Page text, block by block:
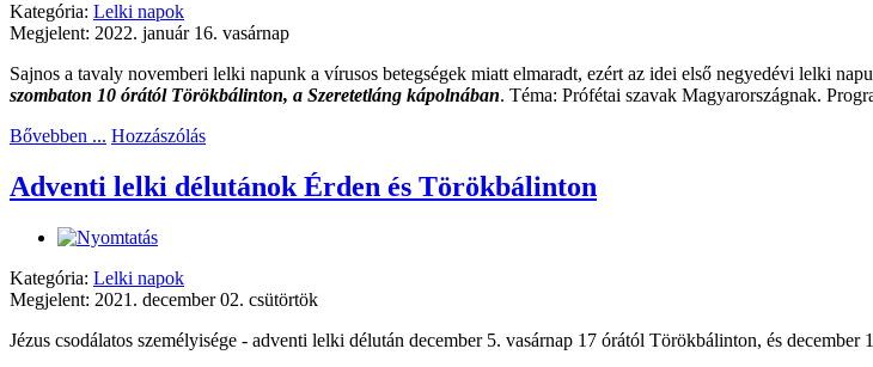
Kategória: Lelki napok
Megjelent: 2022. január 16. vasárnap
Sajnos a tavaly novemberi lelki napunk a vírusos betegségek miatt elmaradt, ezért az idei első negyedévi lelki
szombaton 10 órától Törökbálinton, a Szeretetláng kápolnában. Téma: Prófétai szavak Magyarországnak.
Bővebben ... Hozzászólás
Adventi lelki délutánok Érden és Törökbálinton
Kategória: Lelki napok
Megjelent: 2021. december 02. csütörtök
Jézus csodálatos személyisége - adventi lelki délután december 5. vasárnap 17 órától Törökbálinton, és december